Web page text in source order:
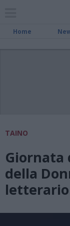
Home
TAINO
Giornata
della